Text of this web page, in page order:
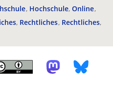
Hochschule Online
Rechtliches Rechtliches